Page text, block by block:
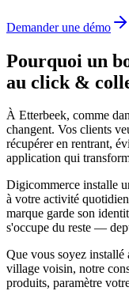
Demander une démo
Pourquoi un
au click &
À Etterbeek, comme
changent. Vos clients
récupérer en rentrant,
application qui
Digicommerce installe
à votre activité
marque garde son
s'occupe du reste —
Que vous soyez
village voisin, notre
produits, paramètre